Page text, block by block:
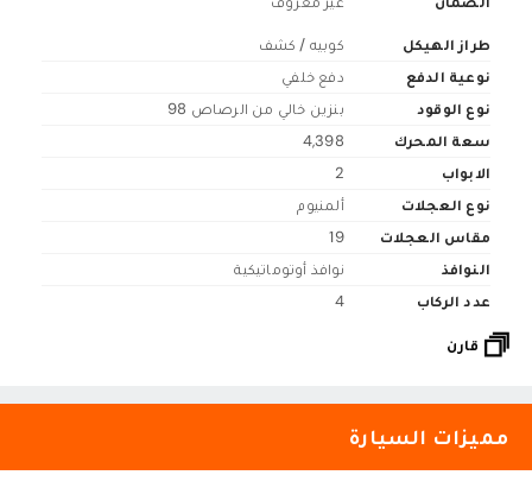
طراز الهيكل
كوبيه / كشف
نوعية الدفع
دفع خلفي
نوع الوقود
بنزين خالي من الرصاص 98
سعة المحرك
4,398
الابواب
2
نوع العجلات
ألمنيوم
مقاس العجلات
19
النوافذ
نوافذ أوتوماتيكية
عدد الركاب
4
قارن
مميزات السيارة